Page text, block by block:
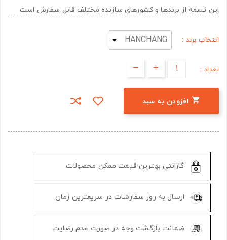
این تسمه از برندها و کشورهای سازنده مختلف قابل سفارش است
انتخاب برند :
تعداد :
 افزودن به سبد
گارانتی بهترین قیمت ممکن محصولات
ارسال به روز سفارشات در سریعترین زمان
ضمانت بازگشت وجه در صورت عدم رضایت